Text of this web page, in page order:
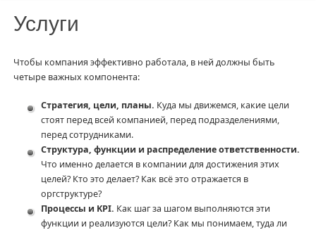
Услуги
Чтобы компания эффективно работала, в ней должны быть
четыре важных компонента:
Стратегия, цели, планы. Куда мы движемся, какие цели
стоят перед всей компанией, перед подразделениями,
перед сотрудниками.
Структура, функции и распределение ответственности.
Что именно делается в компании для достижения этих
целей? Кто это делает? Как всё это отражается в
оргструктуре?
Процессы и KPI. Как шаг за шагом выполняются эти
функции и реализуются цели? Как мы понимаем, туда ли